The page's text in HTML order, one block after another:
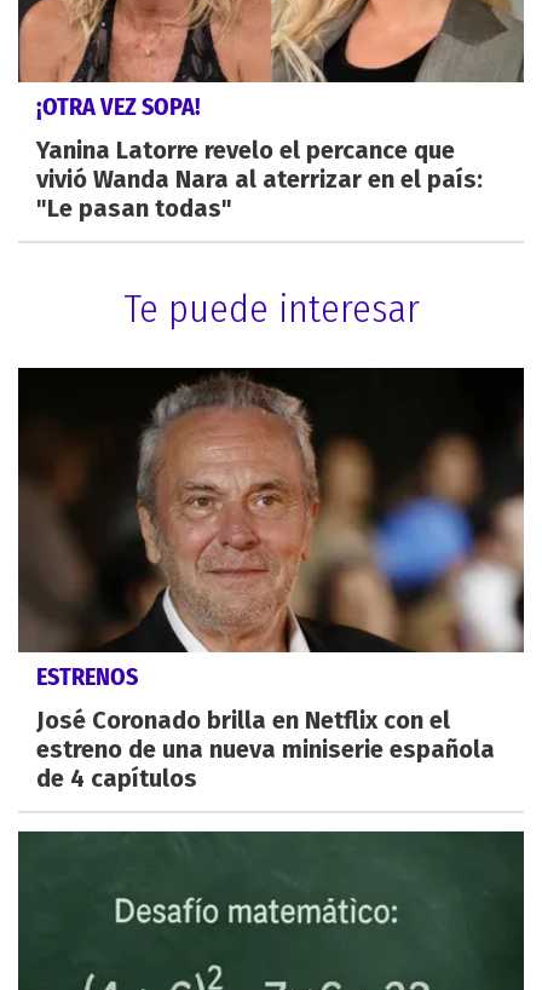
¡OTRA VEZ SOPA!
Yanina Latorre revelo el percance que
vivió Wanda Nara al aterrizar en el país:
"Le pasan todas"
Te puede interesar
ESTRENOS
José Coronado brilla en Netflix con el
estreno de una nueva miniserie española
de 4 capítulos